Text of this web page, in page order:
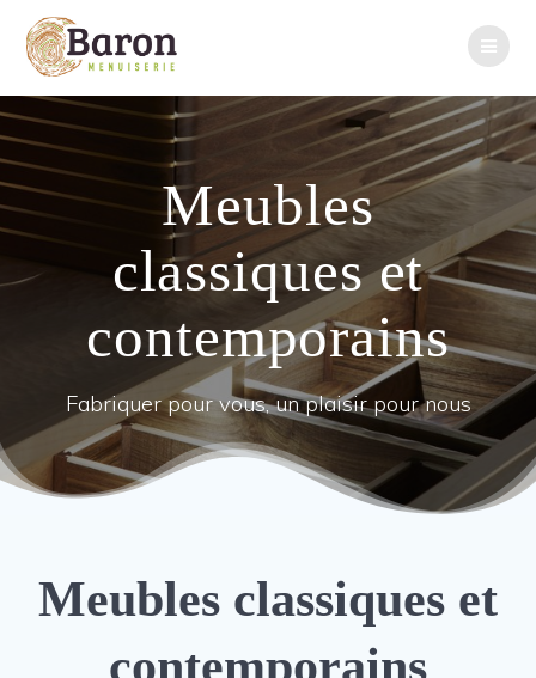
Meubles
classiques et
contemporains
Fabriquer pour vous, un plaisir pour nous
Meubles classiques et
contemporains